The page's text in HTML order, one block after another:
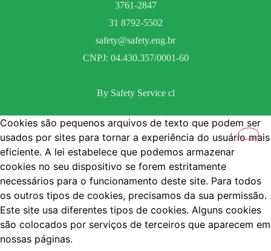
3761-2847
31 8792-5502
safety@safety.eng.br
CNPJ: 04.430.357/0001-60
By Safety Service cl
Cookies são pequenos arquivos de texto que podem ser
usados por sites para tornar a experiência do usuário mais
eficiente. A lei estabelece que podemos armazenar
cookies no seu dispositivo se forem estritamente
necessários para o funcionamento deste site. Para todos
os outros tipos de cookies, precisamos da sua permissão.
Este site usa diferentes tipos de cookies. Alguns cookies
são colocados por serviços de terceiros que aparecem em
nossas páginas.